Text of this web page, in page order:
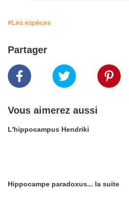
#Les espèces
Partager
Vous aimerez aussi
L'hippocampus Hendriki
Hippocampe paradoxus... la suite